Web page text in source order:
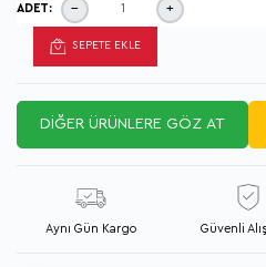
ADET: − +
SEPETE EKLE
DİĞER ÜRÜNLERE GÖZ AT
Aynı Gün Kargo Güvenli